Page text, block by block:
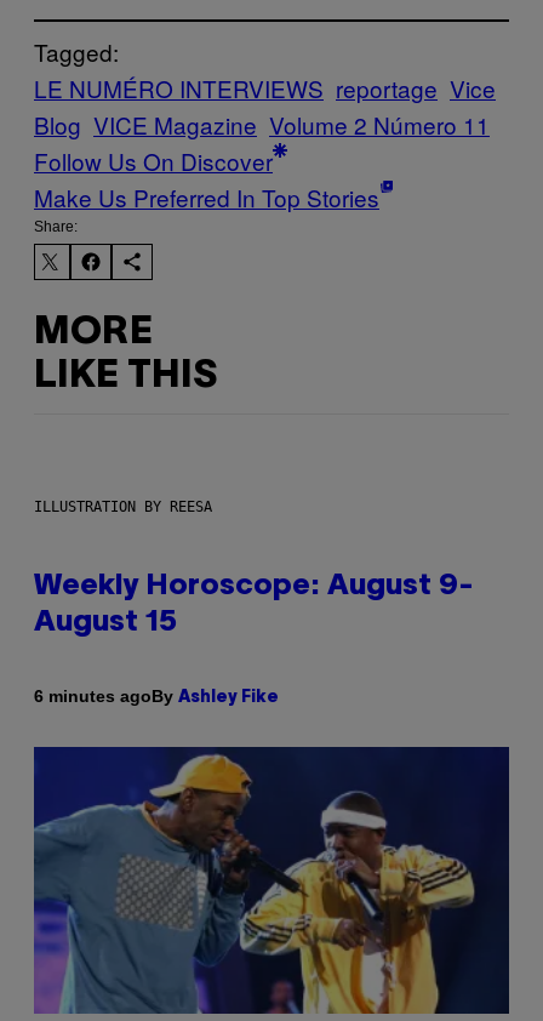
Tagged:
LE NUMÉRO INTERVIEWS reportage Vice
Blog VICE Magazine Volume 2 Número 11
Follow Us On Discover
Make Us Preferred In Top Stories
Share:
MORE
LIKE THIS
ILLUSTRATION BY REESA
Weekly Horoscope: August 9-
August 15
6 minutes agoBy Ashley Fike